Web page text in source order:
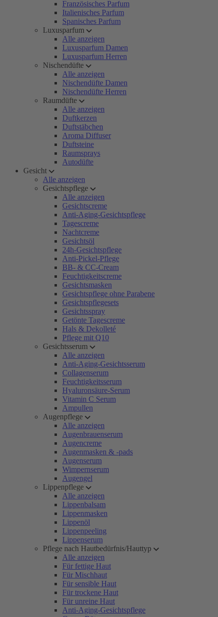
Französisches Parfum
Italienisches Parfum
Spanisches Parfum
Luxusparfum
Alle anzeigen
Luxusparfum Damen
Luxusparfum Herren
Nischendüfte
Alle anzeigen
Nischendüfte Damen
Nischendüfte Herren
Raumdüfte
Alle anzeigen
Duftkerzen
Duftstäbchen
Aroma Diffuser
Duftsteine
Raumsprays
Autodüfte
Gesicht
Alle anzeigen
Gesichtspflege
Alle anzeigen
Gesichtscreme
Anti-Aging-Gesichtspflege
Tagescreme
Nachtcreme
Gesichtsöl
24h-Gesichtspflege
Anti-Pickel-Pflege
BB- & CC-Cream
Feuchtigkeitscreme
Gesichtsmasken
Gesichtspflege ohne Parabene
Gesichtspflegesets
Gesichtsspray
Getönte Tagescreme
Hals & Dekolleté
Pflege mit Q10
Gesichtsserum
Alle anzeigen
Anti-Aging-Gesichtsserum
Collagenserum
Feuchtigkeitsserum
Hyaluronsäure-Serum
Vitamin C Serum
Ampullen
Augenpflege
Alle anzeigen
Augenbrauenserum
Augencreme
Augenmasken & -pads
Augenserum
Wimpernserum
Augengel
Lippenpflege
Alle anzeigen
Lippenbalsam
Lippenmasken
Lippenöl
Lippenpeeling
Lippenserum
Pflege nach Hautbedürfnis/Hauttyp
Alle anzeigen
Für fettige Haut
Für Mischhaut
Für sensible Haut
Für trockene Haut
Für unreine Haut
Anti-Aging-Gesichtspflege